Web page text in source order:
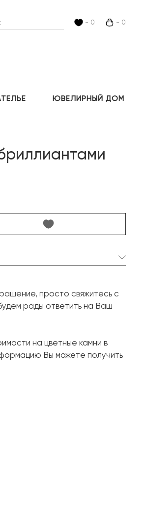
- 0 - 0
ЮВЕЛИРНЫЙ ДОМ
Груша
10 шт. 1.00 карат.
просто свяжитесь с
рады ответить на Ваш
на цветные камни в
Вы можете получить